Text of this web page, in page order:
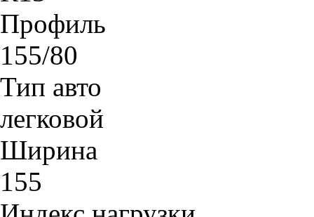
Профиль
155/80
Тип авто
легковой
Ширина
155